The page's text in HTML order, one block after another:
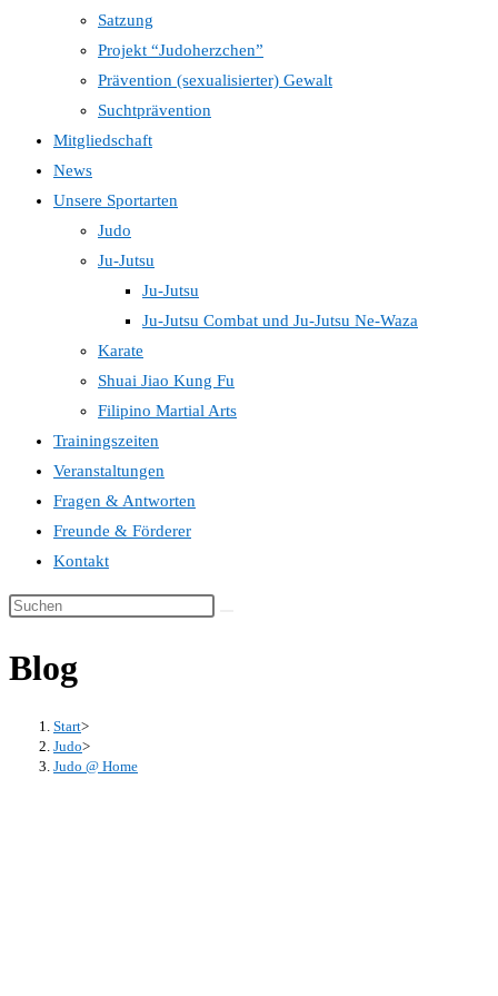
Satzung
Projekt “Judoherzchen”
Prävention (sexualisierter) Gewalt
Suchtprävention
Mitgliedschaft
News
Unsere Sportarten
Judo
Ju-Jutsu
Ju-Jutsu
Ju-Jutsu Combat und Ju-Jutsu Ne-Waza
Karate
Shuai Jiao Kung Fu
Filipino Martial Arts
Trainingszeiten
Veranstaltungen
Fragen & Antworten
Freunde & Förderer
Kontakt
Blog
Start>
Judo>
Judo @ Home